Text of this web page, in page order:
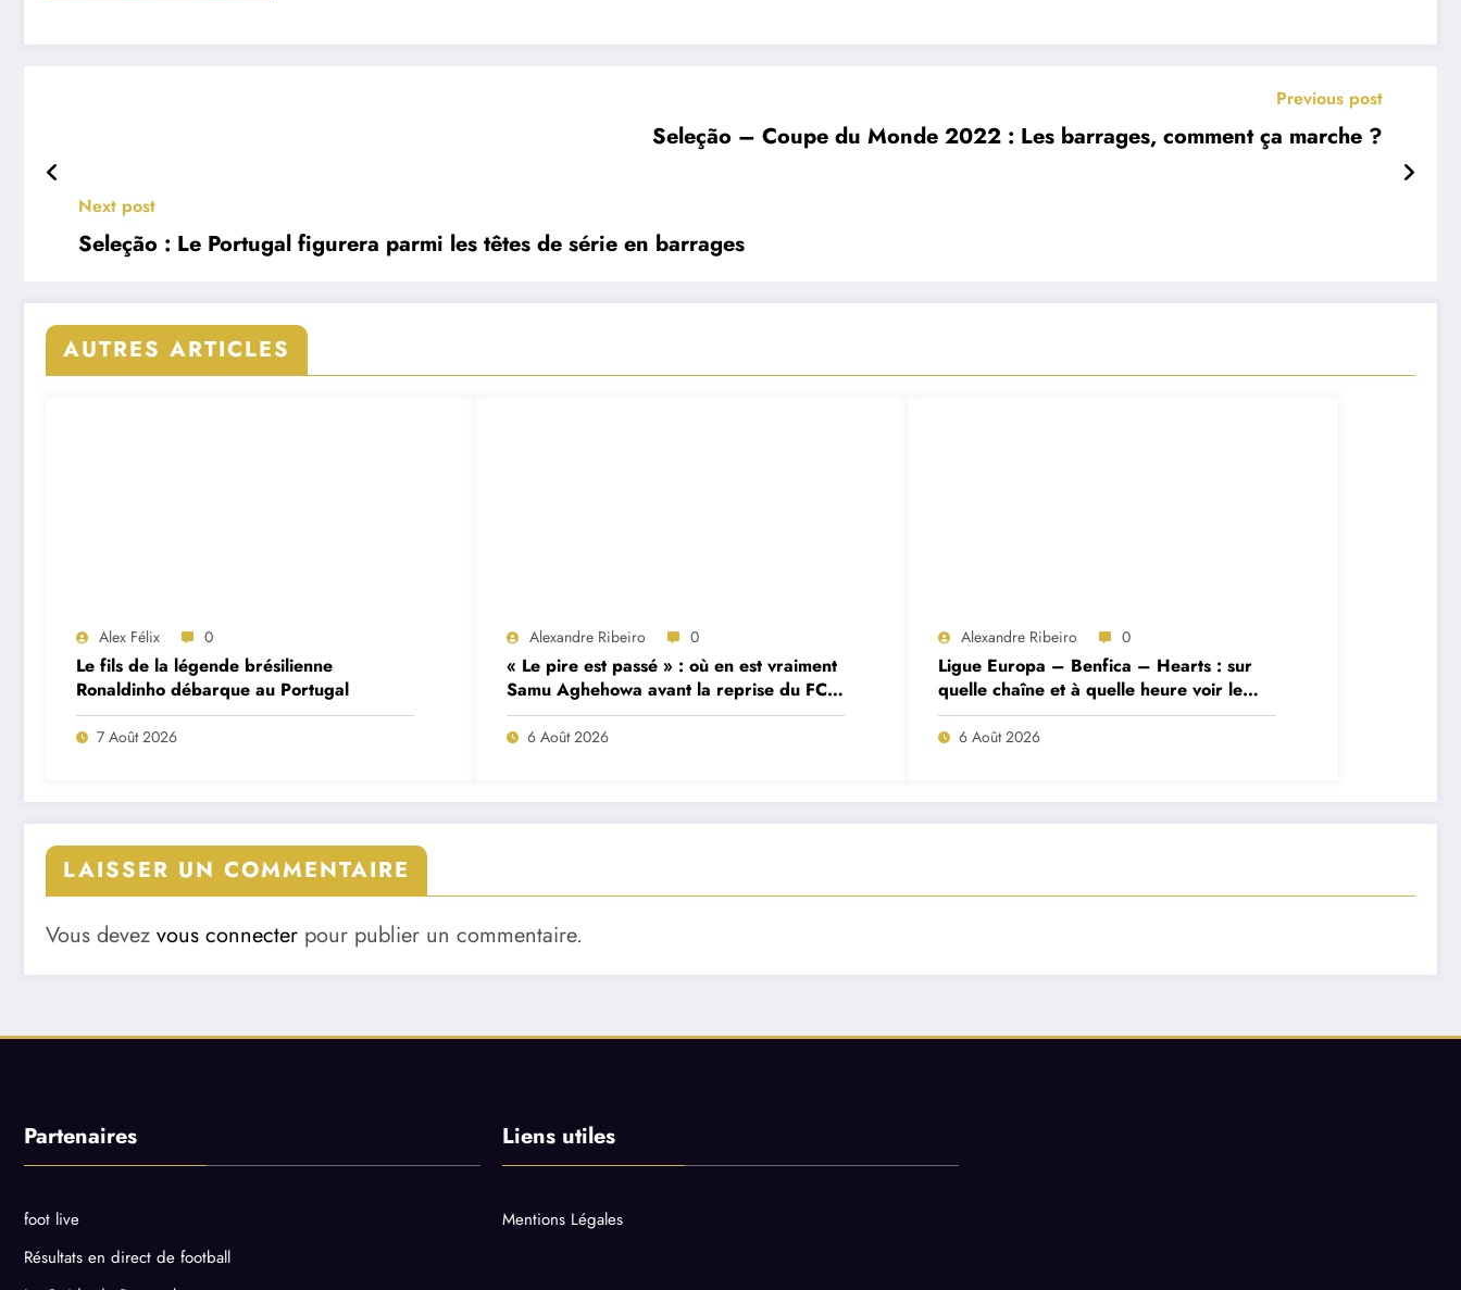
Previous post
Seleção – Coupe du Monde 2022 : Les barrages, comment ça marche ?
Next post
Seleção : Le Portugal figurera parmi les têtes de série en barrages
AUTRES ARTICLES
Alex Félix 0
Le fils de la légende brésilienne
Ronaldinho débarque au Portugal
7 Août 2026
Alexandre Ribeiro 0
« Le pire est passé » : où en est vraiment
Samu Aghehowa avant la reprise du FC
Porto ?
6 Août 2026
Alexandre Ribeiro 0
Ligue Europa – Benfica – Hearts : sur
quelle chaîne et à quelle heure voir le
match ?
6 Août 2026
LAISSER UN COMMENTAIRE
Vous devez vous connecter pour publier un commentaire.
Partenaires
foot live
Résultats en direct de football
Liens utiles
Mentions Légales